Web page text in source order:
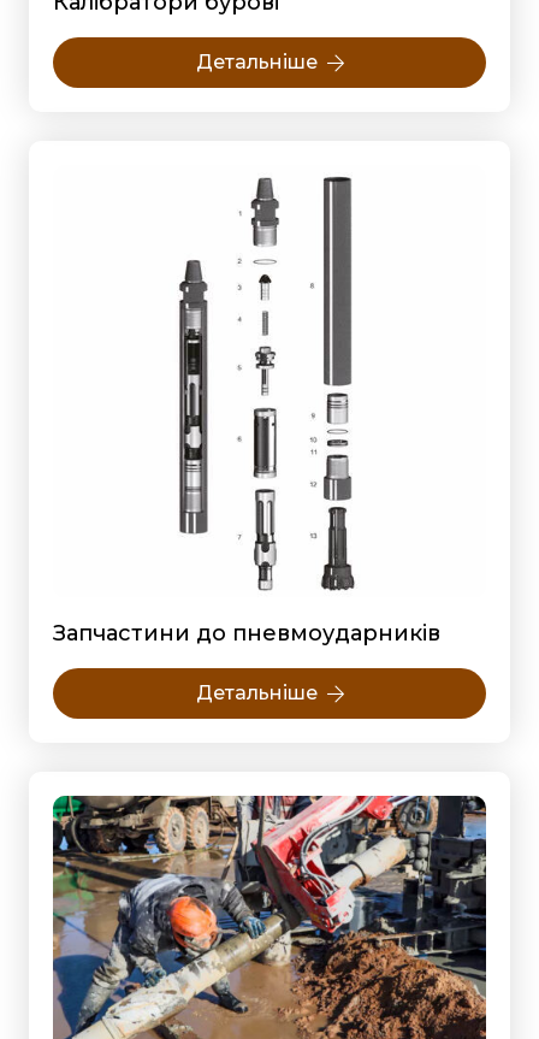
Детальніше
Запчастини до пневмоударників
Детальніше